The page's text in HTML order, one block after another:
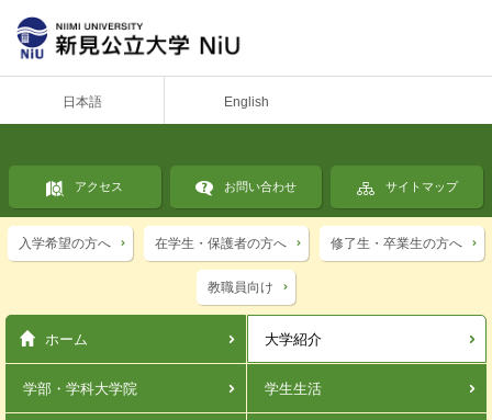
日本語 English
アクセス お問い合わせ サイトマップ
入学希望の方へ 在学生・保護者の方へ 修了生・卒業生の方へ
教職員向け
ホーム 大学紹介
学部・学科大学院 学生生活